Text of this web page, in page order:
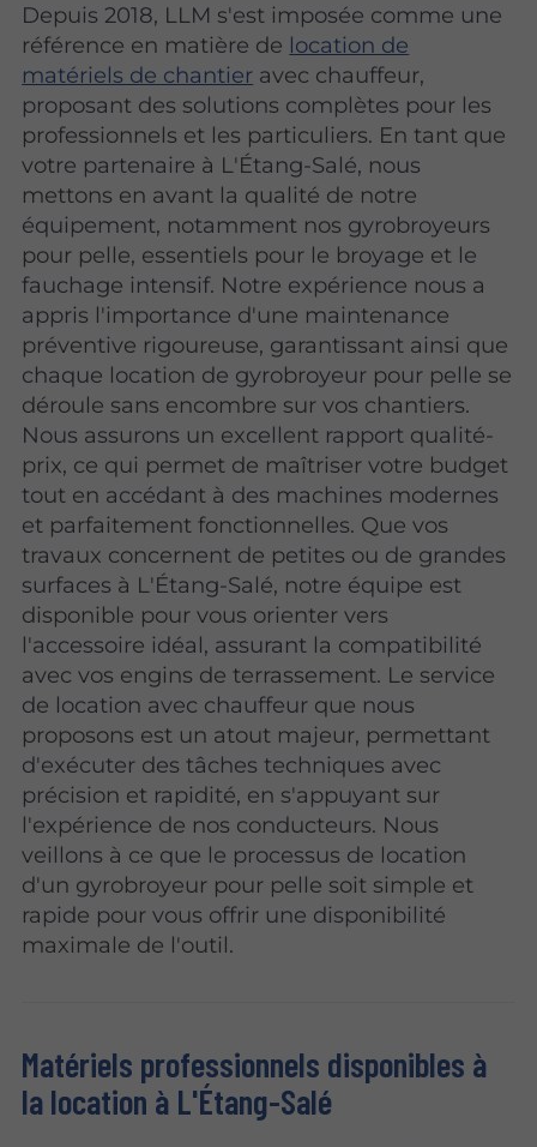
Depuis 2018, LLM s'est imposée comme une
référence en matière de location de
matériels de chantier avec chauffeur,
proposant des solutions complètes pour les
professionnels et les particuliers. En tant que
votre partenaire à L'Étang-Salé, nous
mettons en avant la qualité de notre
équipement, notamment nos gyrobroyeurs
pour pelle, essentiels pour le broyage et le
fauchage intensif. Notre expérience nous a
appris l'importance d'une maintenance
préventive rigoureuse, garantissant ainsi que
chaque location de gyrobroyeur pour pelle se
déroule sans encombre sur vos chantiers.
Nous assurons un excellent rapport qualité-
prix, ce qui permet de maîtriser votre budget
tout en accédant à des machines modernes
et parfaitement fonctionnelles. Que vos
travaux concernent de petites ou de grandes
surfaces à L'Étang-Salé, notre équipe est
disponible pour vous orienter vers
l'accessoire idéal, assurant la compatibilité
avec vos engins de terrassement. Le service
de location avec chauffeur que nous
proposons est un atout majeur, permettant
d'exécuter des tâches techniques avec
précision et rapidité, en s'appuyant sur
l'expérience de nos conducteurs. Nous
veillons à ce que le processus de location
d'un gyrobroyeur pour pelle soit simple et
rapide pour vous offrir une disponibilité
maximale de l'outil.
Matériels professionnels disponibles à
la location à L'Étang-Salé